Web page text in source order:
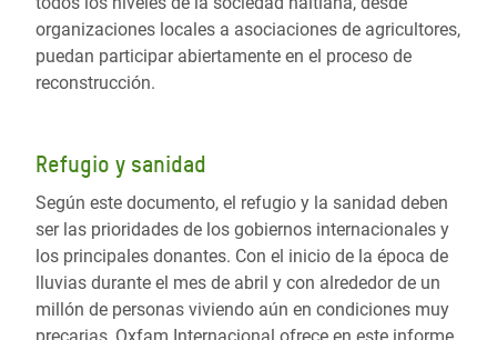
organizaciones locales a asociaciones de agricultores,
puedan participar abiertamente en el proceso de
reconstrucción.
Refugio y sanidad
Según este documento, el refugio y la sanidad deben
ser las prioridades de los gobiernos internacionales y
los principales donantes. Con el inicio de la época de
lluvias durante el mes de abril y con alrededor de un
millón de personas viviendo aún en condiciones muy